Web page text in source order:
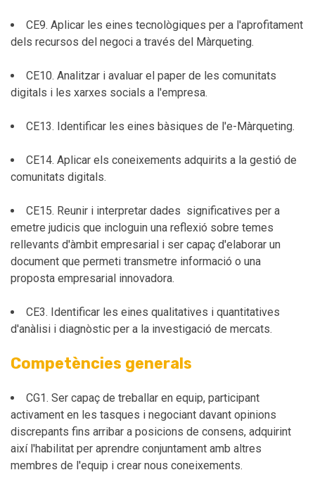
CE9. Aplicar les eines tecnològiques per a l'aprofitament
dels recursos del negoci a través del Màrqueting.
CE10. Analitzar i avaluar el paper de les comunitats
digitals i les xarxes socials a l'empresa.
CE13. Identificar les eines bàsiques de l'e-Màrqueting.
CE14. Aplicar els coneixements adquirits a la gestió de
comunitats digitals.
CE15. Reunir i interpretar dades significatives per a
emetre judicis que incloguin una reflexió sobre temes
rellevants d'àmbit empresarial i ser capaç d'elaborar un
document que permeti transmetre informació o una
proposta empresarial innovadora.
CE3. Identificar les eines qualitatives i quantitatives
d'anàlisi i diagnòstic per a la investigació de mercats.
Competències generals
CG1. Ser capaç de treballar en equip, participant
activament en les tasques i negociant davant opinions
discrepants fins arribar a posicions de consens, adquirint
així l'habilitat per aprendre conjuntament amb altres
membres de l'equip i crear nous coneixements.